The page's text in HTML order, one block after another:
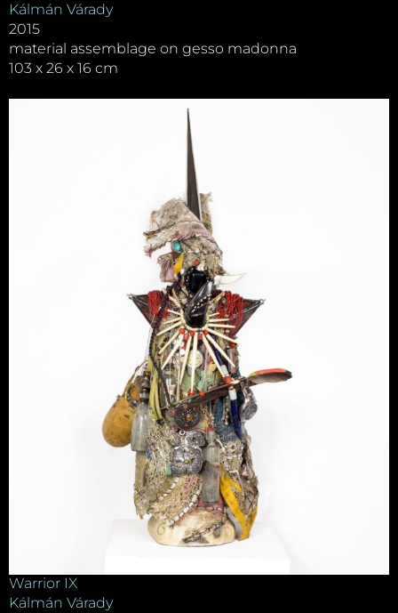
Kálmán Várady
2015
material assemblage on gesso madonna
103 x 26 x 16 cm
Warrior IX
Kálmán Várady